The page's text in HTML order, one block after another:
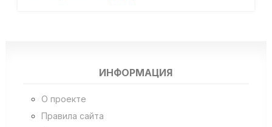
ИНФОРМАЦИЯ
О проекте
Правила сайта